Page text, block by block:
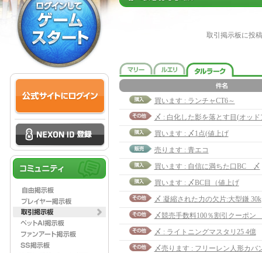
取引掲示板に投
買います : ランチャCT6～
〆 : 白化した影を落とす目(オッド
買います : 〆1点(値上げ
売ります : 青エコ
買います : 自信に満ちた口BC 〆
買います : 〆BC目（値上げ
〆 凝縮された力の欠片:大型鎌 30k
〆競売手数料100％割引クーポン
〆 : ライトニングマスタリ25 4億
〆売ります : フリーレン人形カバ